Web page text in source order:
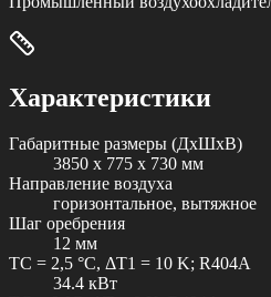
Характеристики
Габаритные размеры (ДxШxВ)
3850 x 775 x 730 мм
Направление воздуха
горизонтальное, вытяжное
Шаг оребрения
12 мм
TC = 2,5 °C, ΔT1 = 10 K; R404A
34.4 кВт